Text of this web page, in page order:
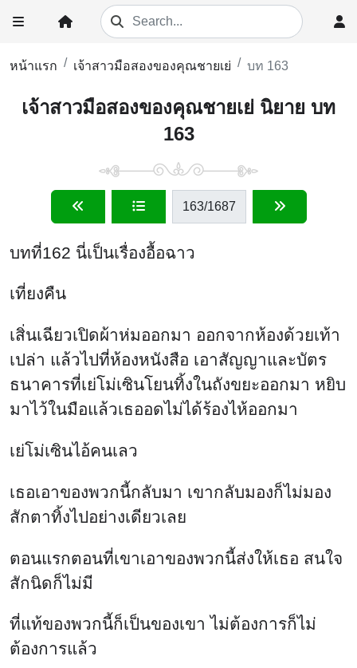
หน้าแรก เจ้าสาวมือสองของคุณชายเย่ บท 163
เจ้าสาวมือสองของคุณชายเย่ นิยาย บท
163
163/1687
บทที่162 นี่เป็นเรื่องอื้อฉาว
เที่ยงคืน
เสิ่นเฉียวเปิดผ้าห่มออกมา ออกจากห้องด้วยเท้า
เปล่า แล้วไปที่ห้องหนังสือ เอาสัญญาและบัตร
ธนาคารที่เย่โม่เซินโยนทิ้งในถังขยะออกมา หยิบ
มาไว้ในมือแล้วเธออดไม่ได้ร้องไห้ออกมา
เย่โม่เซินไอ้คนเลว
เธอเอาของพวกนี้กลับมา เขากลับมองก็ไม่มอง
สักตาทิ้งไปอย่างเดียวเลย
ตอนแรกตอนที่เขาเอาของพวกนี้ส่งให้เธอ สนใจ
สักนิดก็ไม่มี
ที่แท้ของพวกนี้ก็เป็นของเขา ไม่ต้องการก็ไม่
ต้องการแล้ว